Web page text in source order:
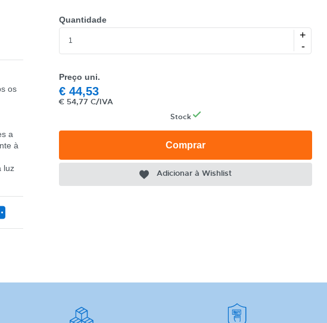
os
a
à
luz
Quantidade
+
-
Preço uni.
€44,53
€ 54,77 C/IVA
Stock
Comprar
Adicionar à Wishlist